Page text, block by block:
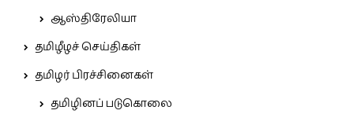
ஆஸ்திரேலியா
தமிழீழச் செய்திகள்
தமிழர் பிரச்சினைகள்
தமிழினப் படுகொலை